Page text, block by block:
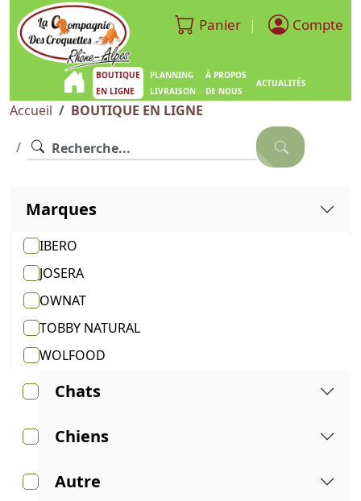
Panier | Compte
BOUTIQUE
EN LIGNE
PLANNING
LIVRAISON
À PROPOS
DE NOUS
ACTUALITÉS
Accueil BOUTIQUE EN LIGNE
Marques
IBERO
JOSERA
OWNAT
TOBBY NATURAL
WOLFOOD
Chats
Chiens
Autre